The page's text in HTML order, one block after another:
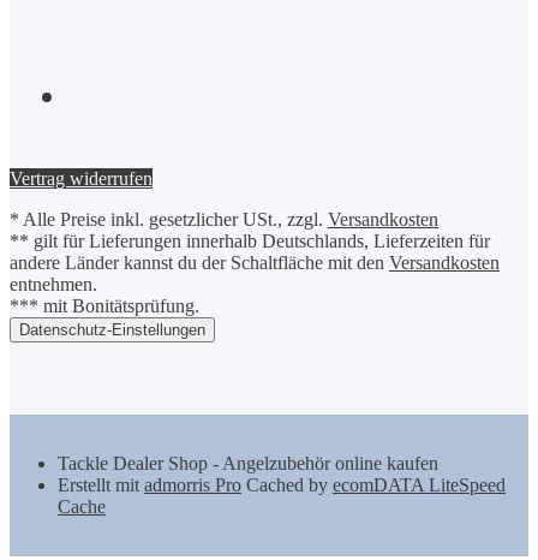
Vertrag widerrufen
* Alle Preise inkl. gesetzlicher USt., zzgl. Versandkosten
** gilt für Lieferungen innerhalb Deutschlands, Lieferzeiten für
andere Länder kannst du der Schaltfläche mit den Versandkosten
entnehmen.
*** mit Bonitätsprüfung.
Datenschutz-Einstellungen
Tackle Dealer Shop - Angelzubehör online kaufen
Erstellt mit admorris Pro Cached by ecomDATA LiteSpeed
Cache